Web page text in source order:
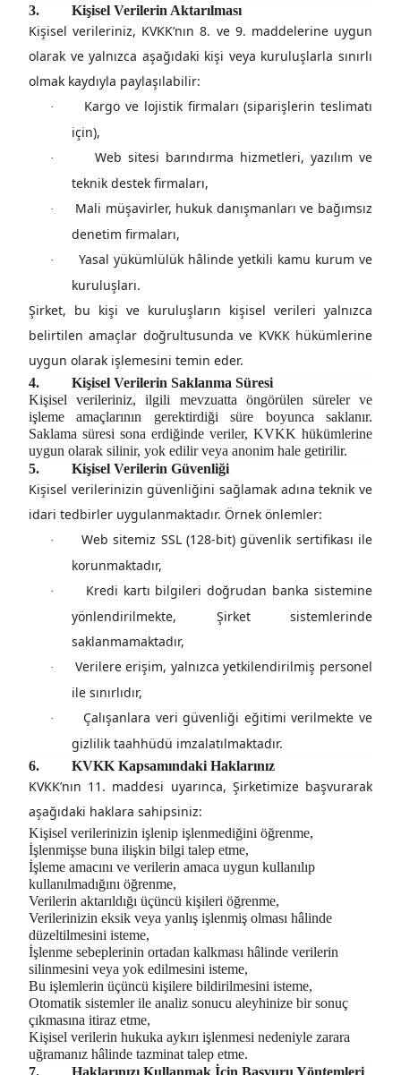
3. Kişisel Verilerin Aktarılması
Kişisel verileriniz, KVKK’nın 8. ve 9. maddelerine uygun
olarak ve yalnızca aşağıdaki kişi veya kuruluşlarla sınırlı
olmak kaydıyla paylaşılabilir:
·
Kargo ve lojistik firmaları (siparişlerin teslimatı
için),
·
Web sitesi barındırma hizmetleri, yazılım ve
teknik destek firmaları,
·
Mali müşavirler, hukuk danışmanları ve bağımsız
denetim firmaları,
·
Yasal yükümlülük hâlinde yetkili kamu kurum ve
kuruluşları.
Şirket, bu kişi ve kuruluşların kişisel verileri yalnızca
belirtilen amaçlar doğrultusunda ve KVKK hükümlerine
uygun olarak işlemesini temin eder.
4.
Kişisel Verilerin Saklanma Süresi
Kişisel verileriniz, ilgili mevzuatta öngörülen süreler ve
işleme amaçlarının gerektirdiği süre boyunca saklanır.
Saklama süresi sona erdiğinde veriler, KVKK hükümlerine
uygun olarak silinir, yok edilir veya anonim hale getirilir.
5.
Kişisel Verilerin Güvenliği
Kişisel verilerinizin güvenliğini sağlamak adınateknik ve
idari tedbirler uygulanmaktadır. Örnek önlemler:
·
Web sitemiz SSL (128-bit) güvenlik sertifikası ile
korunmaktadır,
·
Kredi kartı bilgileri doğrudan banka sistemine
yönlendirilmekte, Şirket sistemlerinde
saklanmamaktadır,
·
Verilere erişim, yalnızca yetkilendirilmiş personel
ile sınırlıdır,
·
Çalışanlara veri güvenliği eğitimi verilmekte ve
gizlilik taahhüdü imzalatılmaktadır.
6. KVKK Kapsamındaki Haklarınız
KVKK’nın 11. maddesi uyarınca, Şirketimize başvurarak
aşağıdaki haklara sahipsiniz:
Kişisel verilerinizin işlenip işlenmediğini öğrenme,
İşlenmişse buna ilişkin bilgi talep etme,
İşleme amacını ve verilerin amaca uygun kullanılıp
kullanılmadığını öğrenme,
Verilerin aktarıldığı üçüncü kişileri öğrenme,
Verilerinizin eksik veya yanlış işlenmiş olması hâlinde
düzeltilmesini isteme,
İşlenme sebeplerinin ortadan kalkması hâlinde verilerin
silinmesini veya yok edilmesini isteme,
Bu işlemlerin üçüncü kişilere bildirilmesini isteme,
Otomatik sistemler ile analiz sonucu aleyhinize bir sonuç
çıkmasına itiraz etme,
Kişisel verilerin hukuka aykırı işlenmesi nedeniyle zarara
uğramanız hâlinde tazminat talep etme.
7.
Haklarınızı Kullanmak İçin Başvuru Yöntemleri